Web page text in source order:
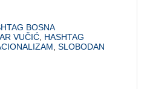
BOSNA
VUČIĆ HASHTAG
,SLOBODAN